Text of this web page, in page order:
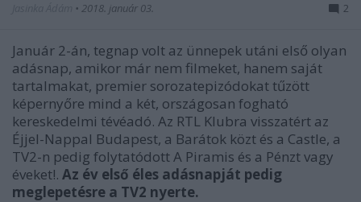
• 2018. január 03. 2
Január 2-án, tegnap volt az ünnepek utáni első olyan
adásnap, amikor már nem filmeket, hanem saját
tartalmakat, premier sorozatepizódokat tűzött
képernyőre mind a két, országosan fogható
kereskedelmi tévéadó. Az RTL Klubra visszatért az
Éjjel-Nappal Budapest, a Barátok közt és a Castle, a
TV2-n pedig folytatódott A Piramis és a Pénzt vagy
éveket!. Az év első éles adásnapját pedig
meglepetésre a TV2 nyerte.